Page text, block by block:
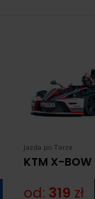
Jazda po Torze
KTM X-BOW
od: 319 zł